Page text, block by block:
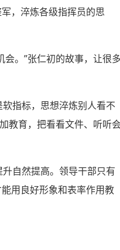
，淬炼各级指挥员的思
。”张仁初的故事，让很多
指标，思想淬炼别人看不
教育，把看看文件、听听
自然提高。领导干部只有
用良好形象和表率作用教